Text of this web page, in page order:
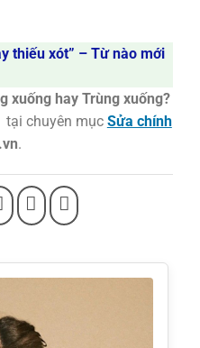
thiếu xót” – Từ nào mới
xuống hay Trùng xuống?
tại chuyên mục Sửa chính
.